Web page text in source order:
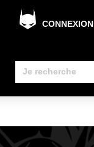
CONNEXION